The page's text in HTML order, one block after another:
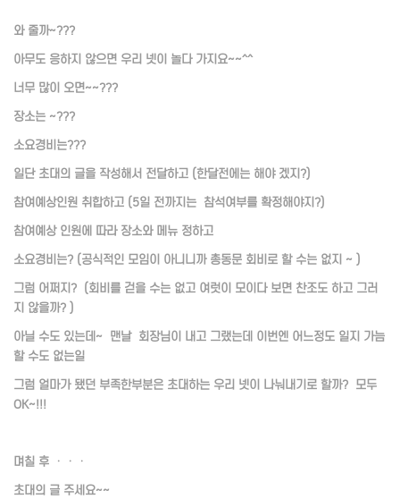
와 줄까~???
아무도 응하지 않으면 우리 넷이 놀다 가지요~~^^
너무 많이 오면~~???
장소는 ~???
소요경비는???
일단 초대의 글을 작성해서 전달하고 (한달전에는 해야 겠지?)
참여예상인원 취합하고 (5일 전까지는 참석여부를 확정해야지?)
참여예상 인원에 따라 장소와 메뉴 정하고
소요경비는? (공식적인 모임이 아니니까 총동문 회비로 할 수는 없지 ~ )
그럼 어쩌지? (회비를 걷을 수는 없고 여럿이 모이다 보면 찬조도 하고 그러
지 않을까? )
아닐 수도 있는데~ 맨날 회장님이 내고 그랬는데 이번엔 어느정도 일지 가늠
할 수도 없는일
그럼 얼마가 됐던 부족한부분은 초대하는 우리 넷이 나눠내기로 할까? 모두
OK~!!!
며칠 후 ㆍㆍㆍ
초대의 글 주세요~~